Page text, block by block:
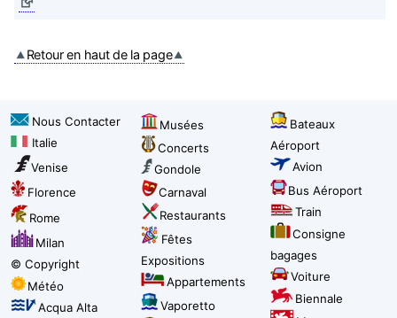
Retour en haut de la page
Nous Contacter
Italie
Venise
Florence
Rome
Milan
© Copyright
Météo
Acqua Alta
Musées
Concerts
Gondole
Carnaval
Restaurants
Fêtes
Expositions
Appartements
Vaporetto
Bateaux
Aéroport
Avion
Bus Aéroport
Train
Consigne
bagages
Voiture
Biennale